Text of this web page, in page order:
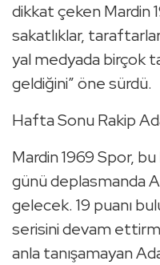
dik­kat çeken Mar­din
sa­kat­lık­lar,
yal med­ya­da bir­çok
gel­di­ği­ni” öne sürdü.
Hafta Sonu Rakip
Mar­din 1969 Spor,
günü dep­las­man­da
ge­lecek. 19 puanı
se­ri­si­ni devam
an­la ta­nı­şa­ma­yan